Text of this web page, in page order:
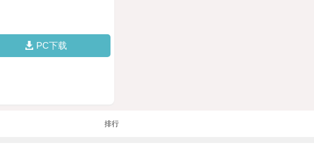
PC下载
排行